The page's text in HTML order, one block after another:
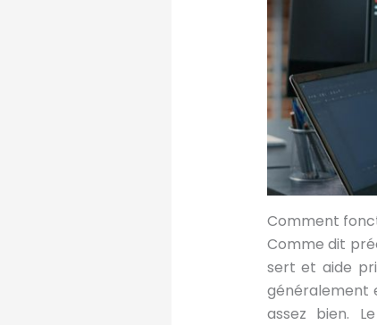
Comment
Comme dit
sert et aide
généralement
assez bien.